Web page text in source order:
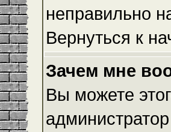
неправильно
Вернуться к
Зачем мне
Вы можете